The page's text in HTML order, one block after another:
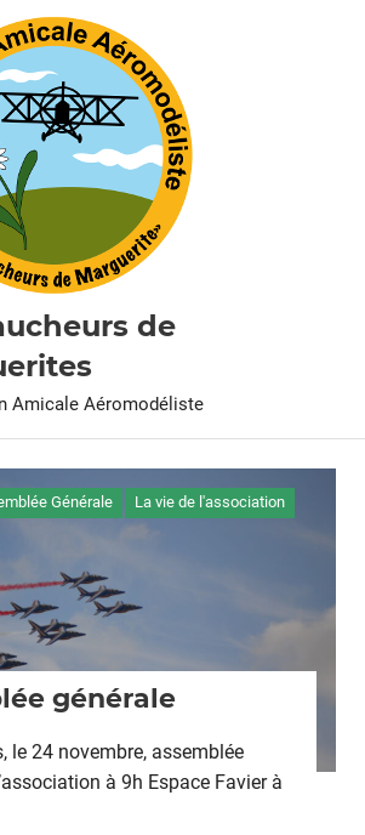
de
Amicale Aéromodéliste
Générale La vie de l'association
générale
le 24 novembre, assemblée
à 9h Espace Favier à